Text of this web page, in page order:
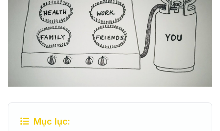
Mục lục: